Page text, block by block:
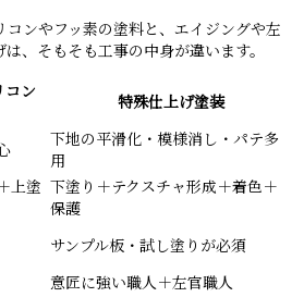
コンやフッ素の塗料と、エイジングや左
、そもそも工事の中身が違います。
コン
特殊仕上げ塗装
下地の平滑化・模様消し・パテ多
用
上塗 下塗り＋テクスチャ形成＋着色＋
保護
サンプル板・試し塗りが必須
意匠に強い職人＋左官職人